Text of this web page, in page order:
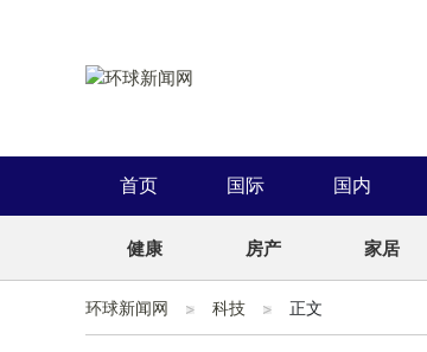
首页 国际 国内
健康 房产 家居
环球新闻网 科技 正文